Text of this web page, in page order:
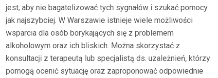
jest, aby nie bagatelizować tych sygnałów i szukać pomocy
jak najszybciej. W Warszawie istnieje wiele możliwości
wsparcia dla osób borykających się z problemem
alkoholowym oraz ich bliskich. Można skorzystać z
konsultacji z terapeutą lub specjalistą ds. uzależnień, którzy
pomogą ocenić sytuację oraz zaproponować odpowiednie